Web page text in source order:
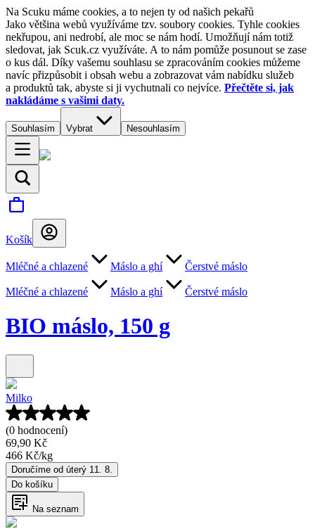
Na Scuku máme cookies, a to nejen ty od našich pekařů
Jako většina webů využíváme tzv. soubory cookies. Tyhle cookies
nekřupou, ani nedrobí, ale moc se nám hodí. Umožňují nám totiž
sledovat, jak Scuk.cz využíváte. A to nám pomůže posunout se zase
o kus dál. Díky vašemu souhlasu se zpracováním cookies můžeme
navíc přizpůsobit i obsah webu a zobrazovat vám nabídku služeb
a produktů tak, abyste si ji vychutnali co nejvíce. Přečtěte si, jak
nakládáme s vašimi daty.
Souhlasím Vybrat Nesouhlasím
Košík
Mléčné a chlazené Máslo a ghí Čerstvé máslo
Mléčné a chlazené Máslo a ghí Čerstvé máslo
BIO máslo, 150 g
Milko
(0 hodnocení)
69,90 Kč
466 Kč/kg
Doručíme od úterý 11. 8.
Do košíku
Na seznam